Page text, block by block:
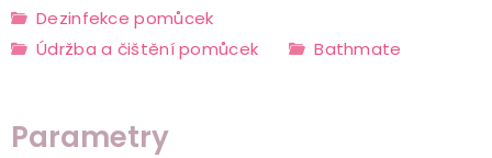
Dezinfekce pomůcek
Údržba a čištění pomůcek
Bathmate
Parametry